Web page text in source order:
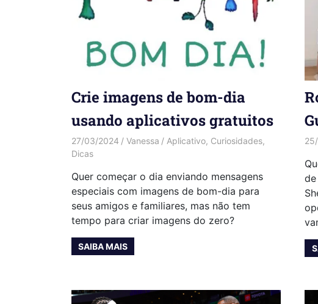
Crie imagens de bom-dia
usando aplicativos gratuitos
27/03/2024 Vanessa Aplicativo, Curiosidades,
Dicas
Quer começar o dia enviando mensagens
especiais com imagens de bom-dia para
seus amigos e familiares, mas não tem
tempo para criar imagens do zero?
SAIBA MAIS